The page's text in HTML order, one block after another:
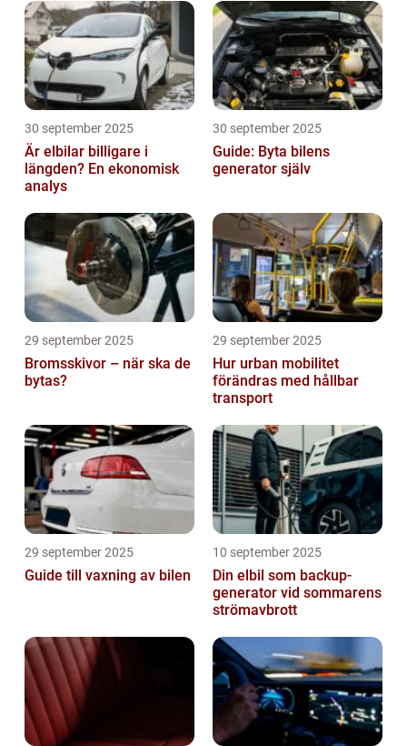
30 september 2025
Är elbilar billigare i
längden? En ekonomisk
analys
30 september 2025
Guide: Byta bilens
generator själv
29 september 2025
Bromsskivor – när ska de
bytas?
29 september 2025
Hur urban mobilitet
förändras med hållbar
transport
29 september 2025
Guide till vaxning av bilen
10 september 2025
Din elbil som backup-
generator vid sommarens
strömavbrott